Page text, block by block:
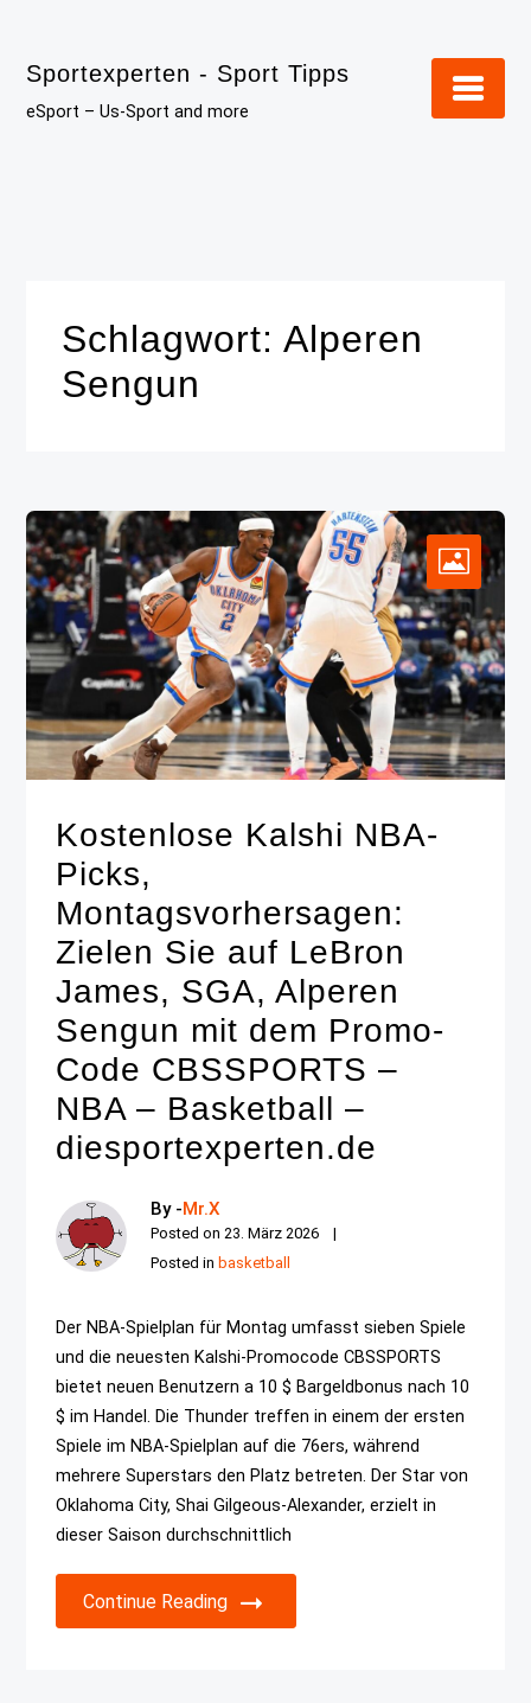
content
Sportexperten - Sport Tipps
eSport – Us-Sport and more
Schlagwort:Alperen
Sengun
Kostenlose Kalshi NBA-
Picks,
Montagsvorhersagen:
Zielen Sie auf LeBron
James, SGA, Alperen
Sengun mit dem Promo-
Code CBSSPORTS –
NBA – Basketball –
diesportexperten.de
By -Mr.X
Posted on23. März 2026
Posted in basketball
Der NBA-Spielplan für Montag umfasst sieben Spiele
und die neuesten Kalshi-Promocode CBSSPORTS
bietet neuen Benutzern a 10 $ Bargeldbonus nach 10
$ im Handel. Die Thunder treffen in einem der ersten
Spiele im NBA-Spielplan auf die 76ers, während
mehrere Superstars den Platz betreten. Der Star von
Oklahoma City, Shai Gilgeous-Alexander, erzielt in
dieser Saison durchschnittlich
Continue Reading